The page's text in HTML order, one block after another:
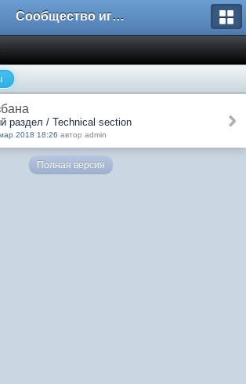
Сообщество игроков L2BesT.Org
раздел / Technical section
2018 18:26 автор admin
Полная версия